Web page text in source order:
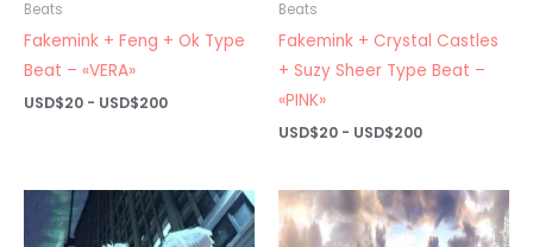
Beats
Fakemink + Feng + Ok Type
Beat – «VERA»
USD$20 - USD$200Rango
hasta
USD$200
Beats
Fakemink + Crystal Castles
+ Suzy Sheer Type Beat –
«PINK»
USD$20 - USD$200Rango
desde
USD$20
hasta